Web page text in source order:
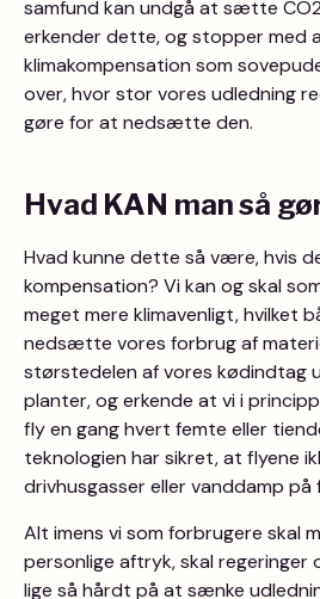
samfund kan undgå at sætte
erkender dette, og stopper med
klimakompensation som
over, hvor stor vores udledning
gøre for at nedsætte den.
Hvad KAN man så
Hvad kunne dette så være, hvis
kompensation? Vi kan og skal
meget mere klimavenligt, hvilket
nedsætte vores forbrug af
størstedelen af vores kødindtag
planter, og erkende at vi i
fly en gang hvert femte eller
teknologien har sikret, at flyene
drivhusgasser eller vanddamp på
Alt imens vi som forbrugere skal
personlige aftryk, skal regeringer
lige så hårdt på at sænke